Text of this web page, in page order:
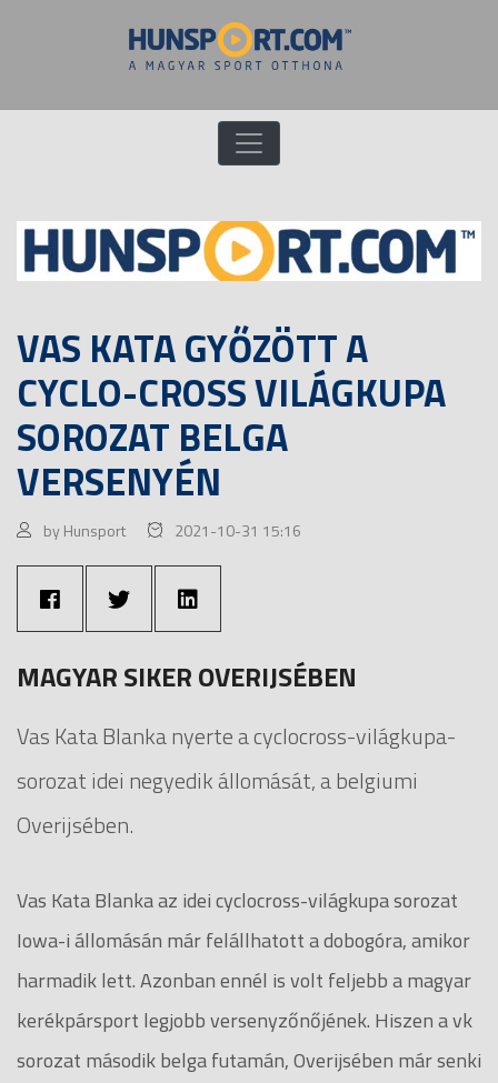
VAS KATA GYŐZÖTT A
CYCLO-CROSS VILÁGKUPA
SOROZAT BELGA
VERSENYÉN
by Hunsport 2021-10-31 15:16
MAGYAR SIKER OVERIJSÉBEN
Vas Kata Blanka nyerte a cyclocross-világkupa-
sorozat idei negyedik állomását, a belgiumi
Overijsében.
Vas Kata Blanka az idei cyclocross-világkupa sorozat
Iowa-i állomásán már felállhatott a dobogóra, amikor
harmadik lett. Azonban ennél is volt feljebb a magyar
kerékpársport legjobb versenyzőnőjének. Hiszen a vk
sorozat második belga futamán, Overijsében már senki